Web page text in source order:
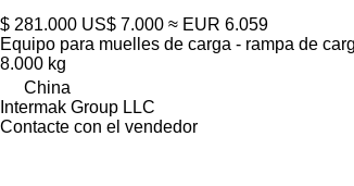
$ 281.000 US$ 7.000 ≈ EUR 6.059
Equipo para muelles de carga - rampa de
8.000 kg
China
Intermak Group LLC
Contacte con el vendedor